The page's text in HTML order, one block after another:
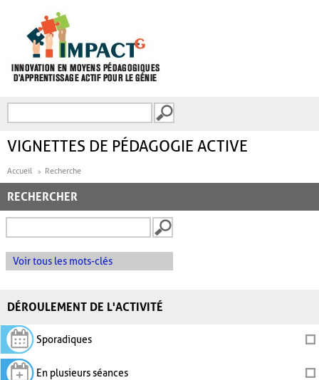
FORMULAIRE DE
VIGNETTES DE PÉDAGOGIE ACTIVE
Accueil Recherche
RECHERCHER
Voir tous les mots-clés
DÉROULEMENT DE L'ACTIVITÉ
Sporadiques
En plusieurs séances